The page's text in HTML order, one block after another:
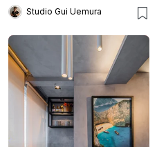
Studio Gui Uemura